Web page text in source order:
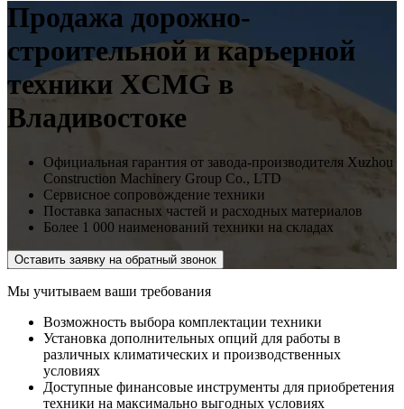
Продажа дорожно-
строительной и карьерной
техники XCMG в
Владивостоке
Официальная гарантия от завода-производителя Xuzhou
Construction Machinery Group Co., LTD
Сервисное сопровождение техники
Поставка запасных частей и расходных материалов
Более 1 000 наименований техники на складах
Оставить заявку на обратный звонок
Мы учитываем ваши требования
Возможность выбора комплектации техники
Установка дополнительных опций для работы в
различных климатических и производственных
условиях
Доступные финансовые инструменты для приобретения
техники на максимально выгодных условиях